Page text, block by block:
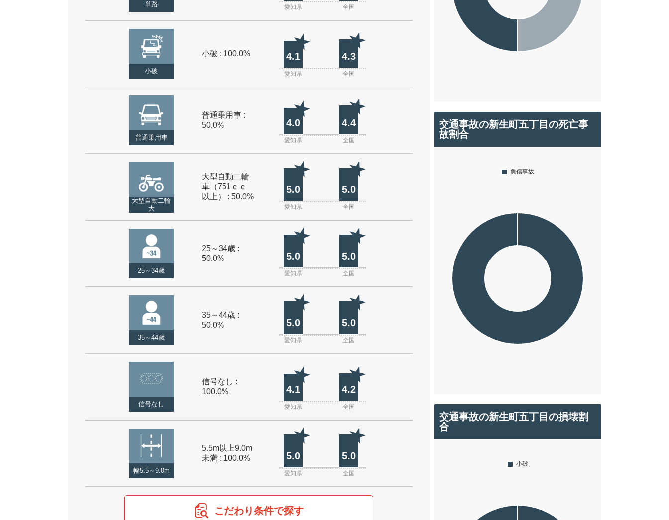
単路 愛知県 全国
小破
小破 : 100.0% 4.1 4.3
愛知県 全国
普通乗用車
普通乗用車 :
50.0%
4.0 4.4
愛知県 全国
大型自動二輪
大
大型自動二輪
車（751ｃｃ
以上） : 50.0%
5.0 5.0
愛知県 全国
25～34歳
25～34歳 :
50.0%
5.0 5.0
愛知県 全国
35～44歳
35～44歳 :
50.0%
5.0 5.0
愛知県 全国
信号なし
信号なし :
100.0%
4.1 4.2
愛知県 全国
幅5.5～9.0m
5.5m以上9.0m
未満 : 100.0%
5.0 5.0
愛知県 全国
こだわり条件で探す
交通事故の新生町五丁目の死亡事
故割合
交通事故の新生町五丁目の損壊割
合